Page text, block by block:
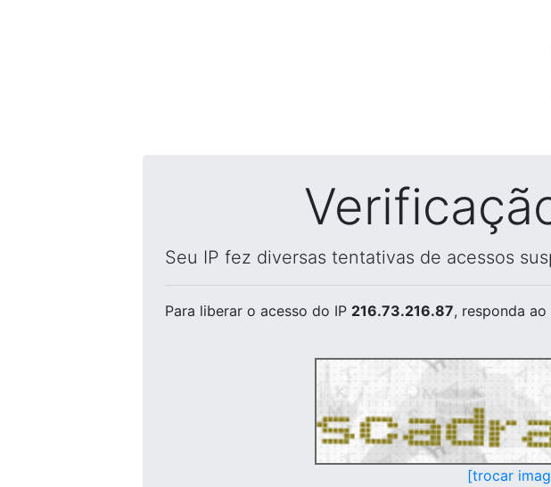
Seu IP fez diversas tentativas de acessos
Para liberar o acesso do IP 216.73.216.87, responda
[trocar